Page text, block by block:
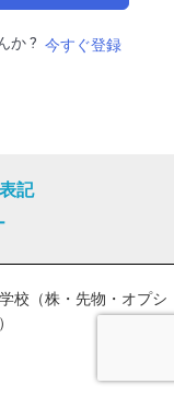
か ? 今すぐ登録
記
校（株・先物・オプシ